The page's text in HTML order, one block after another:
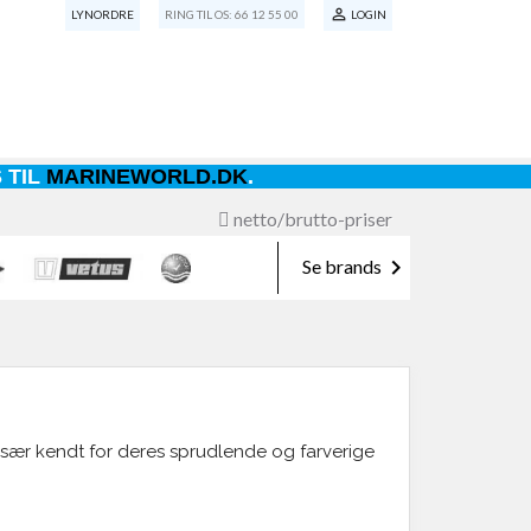
LYNORDRE RING TIL OS: 66 12 55 00  LOGIN
TIL MARINEWORLD.DK.
netto/brutto-priser
Se brands 
kendt for deres sprudlende og farverige